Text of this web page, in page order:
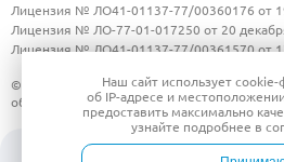
Лицензия № ЛО41-01137-77/00360176 от
Лицензия № ЛО-77-01-017250 от 20
Лицензия № ЛО41-01137-77/00361570 от
© 2010-2026 "Открытая Клиника". Все
области обработки и защиты
ООО "Открытая клиника"
ОБЩЕСТВО С ОГРАНИЧЕННОЙ
Наш сайт используетcookie-
об IP-адресе и
предоставить максимально
узнайте подробнее в